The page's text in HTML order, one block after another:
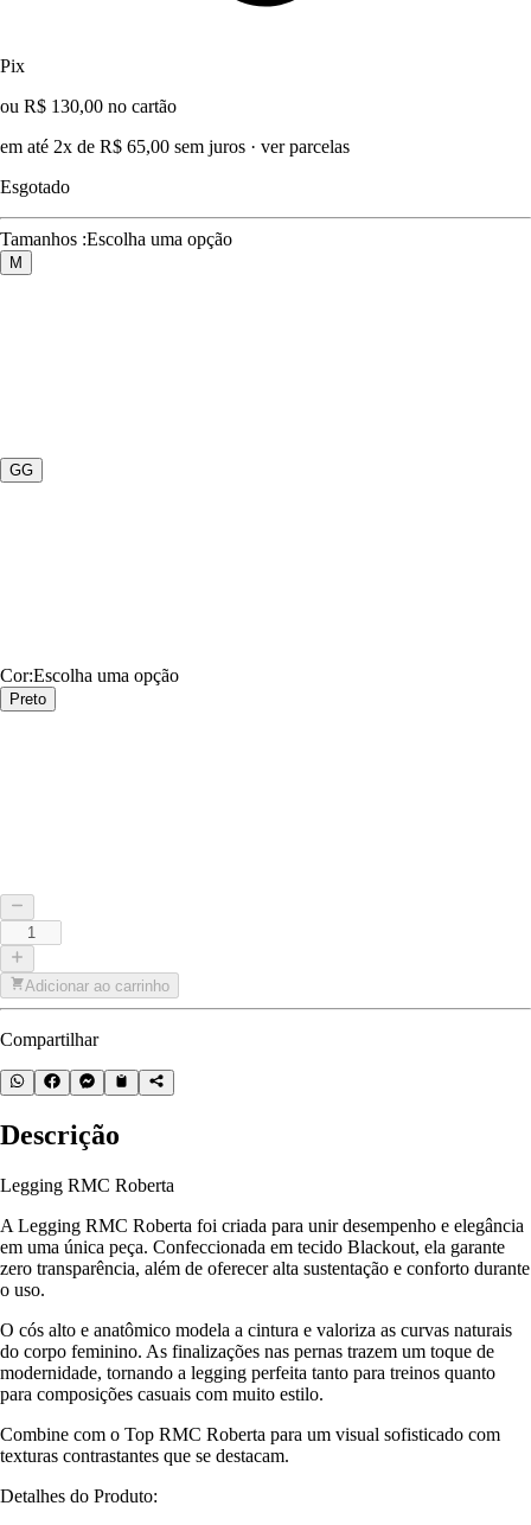
Pix
ou R$ 130,00 no cartão
em até 2x de R$ 65,00 sem juros · ver parcelas
Esgotado
Tamanhos :Escolha uma opção
M
GG
Cor:Escolha uma opção
Preto
Adicionar ao carrinho
Compartilhar
Descrição
Legging RMC Roberta
A Legging RMC Roberta foi criada para unir desempenho e elegância
em uma única peça. Confeccionada em tecido Blackout, ela garante
zero transparência, além de oferecer alta sustentação e conforto durante
o uso.
O cós alto e anatômico modela a cintura e valoriza as curvas naturais
do corpo feminino. As finalizações nas pernas trazem um toque de
modernidade, tornando a legging perfeita tanto para treinos quanto
para composições casuais com muito estilo.
Combine com o Top RMC Roberta para um visual sofisticado com
texturas contrastantes que se destacam.
Detalhes do Produto: